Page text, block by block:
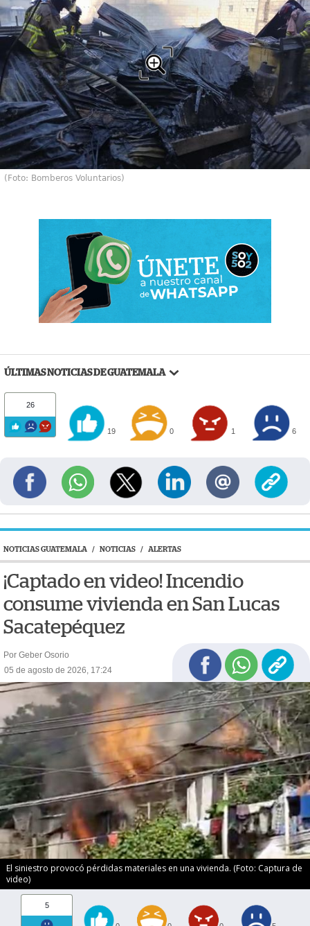
(Foto: Bomberos Voluntarios)
ÚLTIMAS NOTICIAS DE GUATEMALA
26
19 0 1 6
NOTICIAS GUATEMALA / NOTICIAS / ALERTAS
¡Captado en video! Incendio
consume vivienda en San Lucas
Sacatepéquez
Por Geber Osorio
05 de agosto de 2026, 17:24
El siniestro provocó pérdidas materiales en una vivienda. (Foto: Captura de
video)
5